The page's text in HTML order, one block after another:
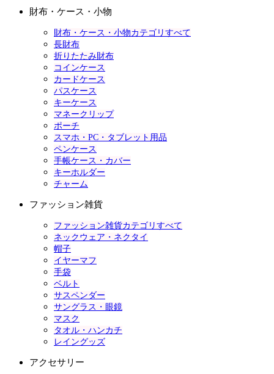
財布・ケース・小物
財布・ケース・小物カテゴリすべて
長財布
折りたたみ財布
コインケース
カードケース
パスケース
キーケース
マネークリップ
ポーチ
スマホ・PC・タブレット用品
ペンケース
手帳ケース・カバー
キーホルダー
チャーム
ファッション雑貨
ファッション雑貨カテゴリすべて
ネックウェア・ネクタイ
帽子
イヤーマフ
手袋
ベルト
サスペンダー
サングラス・眼鏡
マスク
タオル・ハンカチ
レイングッズ
アクセサリー